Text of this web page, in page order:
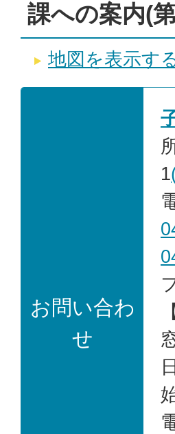
課への案内(
地図を表示す
お問い合わ
せ
1